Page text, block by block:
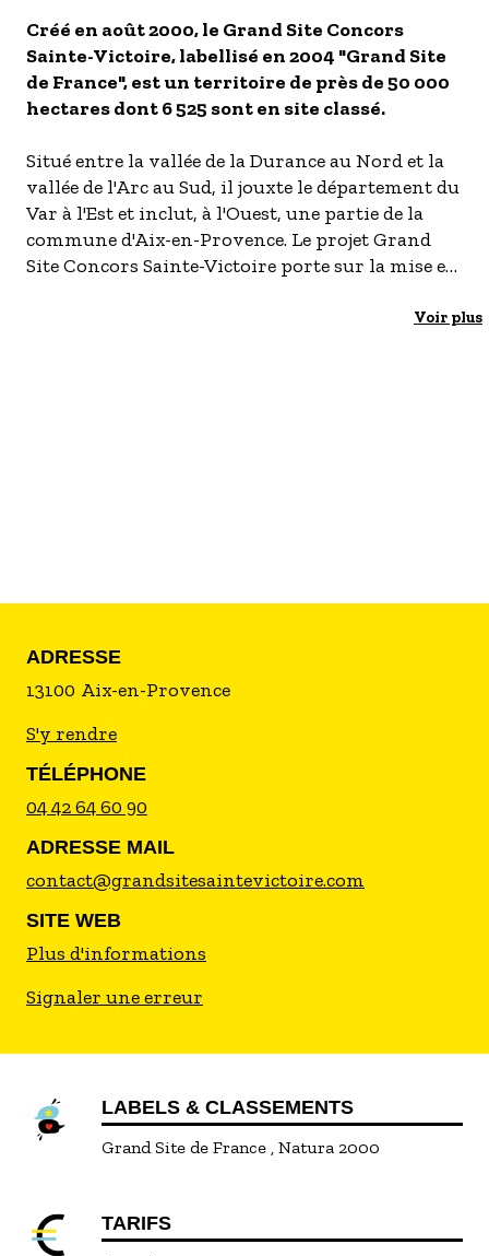
- Les établissements Accueil vélo
LES OFFRES MYPROVENCE
S'inscrire à nos newsletters
Créé en août 2000, le Grand Site Concors
Sainte-Victoire, labellisé en 2004 "Grand Site
de France", est un territoire de près de 50 000
hectares dont 6 525 sont en site classé.
Situé entre la vallée de la Durance au Nord et la
vallée de l'Arc au Sud, il jouxte le département du
Var à l'Est et inclut, à l'Ouest, une partie de la
commune d'Aix-en-Provence. Le projet Grand
Site Concors Sainte-Victoire porte sur la mise en
Voir plus
ADRESSE
13100 Aix-en-Provence
S'y rendre
TÉLÉPHONE
04 42 64 60 90
ADRESSE MAIL
contact@grandsitesaintevictoire.com
SITE WEB
Plus d'informations
Signaler une erreur
LABELS & CLASSEMENTS
Grand Site de France Natura 2000
TARIFS